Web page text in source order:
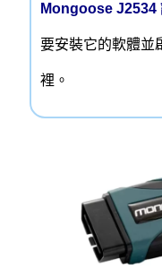
Mongoose J2534
要安裝它的軟體並
裡。